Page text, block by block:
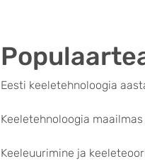
Eesti keeletehnoloogia
Keeletehnoloogia
Keeleuurimine ja